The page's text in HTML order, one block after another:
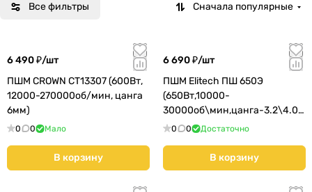
Все фильтры Сначала популярные
6 490 ₽/шт
ПШМ CROWN CT13307 (600Вт,
12000-270000об/мин, цанга
6мм)
0 0 Мало
В корзину
6 690 ₽/шт
ПШМ Elitech ПШ 650Э
(650Вт,10000-
30000об\мин,цанга-3.2\4.0\
6.0мм,1.45кг,фрезер)
0 0 Достаточно
В корзину